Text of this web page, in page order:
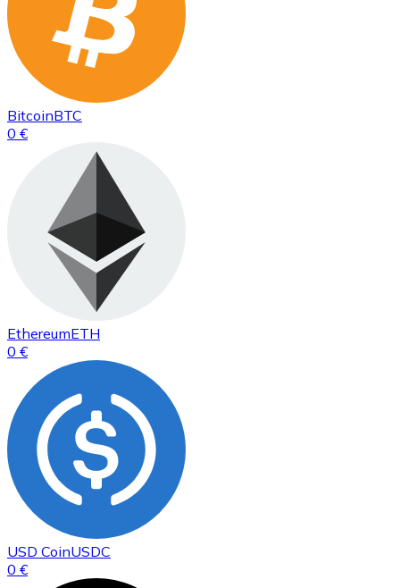
BitcoinBTC
0 €
EthereumETH
0 €
USD CoinUSDC
0 €